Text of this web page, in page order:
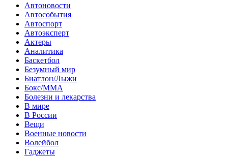
Автоновости
Автособытия
Автоспорт
Автоэксперт
Актеры
Аналитика
Баскетбол
Безумный мир
Биатлон/Лыжи
Бокс/MMA
Болезни и лекарства
В мире
В России
Вещи
Военные новости
Волейбол
Гаджеты